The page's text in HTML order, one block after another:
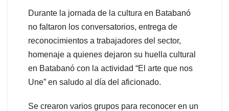
Durante la jornada de la cultura en Batabanó
no faltaron los conversatorios, entrega de
reconocimientos a trabajadores del sector,
homenaje a quienes dejaron su huella cultural
en Batabanó con la actividad “El arte que nos
Une” en saludo al día del aficionado.
Se crearon varios grupos para reconocer en un